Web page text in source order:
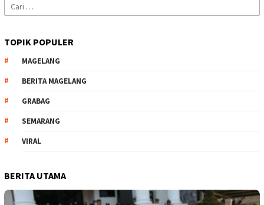
Cari
untuk:
TOPIK POPULER
MAGELANG
BERITA MAGELANG
GRABAG
SEMARANG
VIRAL
BERITA UTAMA